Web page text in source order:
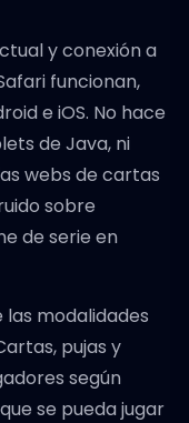
y conexión a
funcionan,
e iOS. No hace
de Java, ni
webs de cartas
sobre
de serie en
modalidades
pujas y
según
se pueda jugar